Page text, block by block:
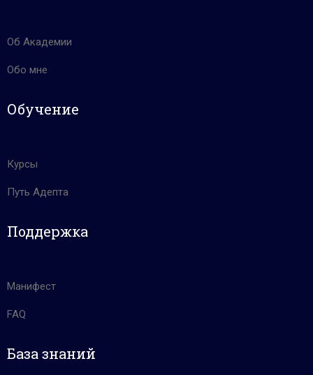
Об Академии
Обо мне
Обучение
Курсы
Путь Адепта
Поддержка
Манифест
FAQ
База знаний